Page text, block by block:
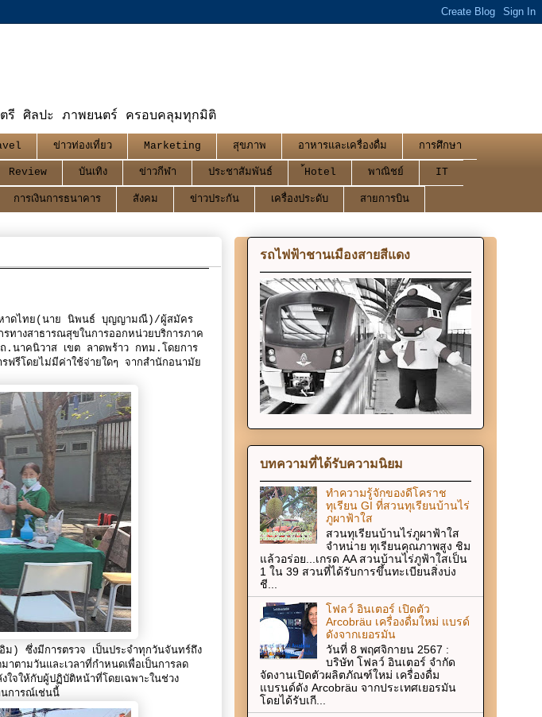
รี ศิลปะ ภาพยนตร์ ครอบคลุมทุกมิติ
ข่าวท่องเที่ยว Marketing สุขภาพ อาหารและเครื่องดื่ม การศึกษา
Review บันเทิง ข่าวกีฬา ประชาสัมพันธ์ ้Hotel พาณิชย์ IT
การเงินการธนาคาร สังคม ข่าวประกัน เครื่องประดับ สายการบิน
หาดไทย(นาย นิพนธ์ บุญญามณี)/ผู้สมัคร
างสาธารณสุขในการออกหน่วยบริการภาค
.นาคนิวาส เขต ลาดพร้าว กทม.โดยการ
รฟรีโดยไม่มีค่าใช้จ่ายใดๆ จากสำนักอนามัย
) ซึ่งมีการตรวจ เป็นประจำทุกวันจันทร์ถึง
ามวันและเวลาที่กำหนดเพื่อเป็นการลด
ใจให้กับผู้ปฏิบัติหน้าที่โดยเฉพาะในช่วง
นการณ์เช่นนี้
รถไฟฟ้าชานเมืองสายสีแดง
บทความที่ได้รับความนิยม
ทำความรู้จักของดีโคราช
ทุเรียน GI ที่สวนทุเรียนบ้านไร่
ภูผาฟ้าใส
สวนทุเรียนบ้านไร่ภูผาฟ้าใส
จำหน่าย ทุเรียนคุณภาพสูง ชิม
แล้วอร่อย...เกรด AA สวนบ้านไร่ภูฟ้าใสเป็น
1 ใน 39 สวนที่ได้รับการขึ้นทะเบียนสิ่งบ่ง
ชี...
โฟลว์ อินเตอร์ เปิดตัว
Arcobräu เครื่องดื่มใหม่ แบรด์
ดังจากเยอรมัน
วันที่ 8 พฤศจิกายน 2567 :
บริษัท โฟลว์ อินเตอร์ จำกัด
จัดงานเปิดตัวผลิตภัณฑ์ใหม่ เครื่องดื่ม
แบรนด์ดัง Arcobräu จากประเทศเยอรมัน
โดยได้รับเกี...